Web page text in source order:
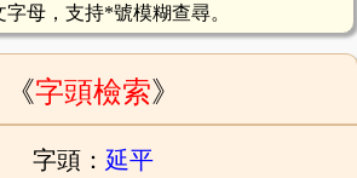
字母，支持*號模糊查尋。
《字頭檢索》
字頭： 延平